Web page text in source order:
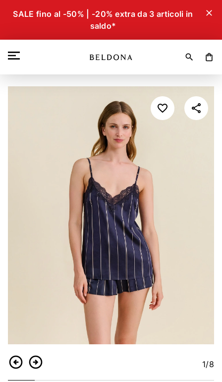
SALE fino al -50% | -20% extra da 3 articoli in
saldo*
close
search shopping_bag
IndietroContinua 1/8